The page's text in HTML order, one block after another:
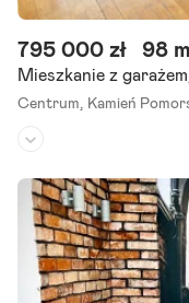
Mieszkanie z
Centrum, Kamień
795 000 zł 98
Liczba pokoi:4
Rok budowy:1990
Oferujemy Państwu
okojowe o pow.